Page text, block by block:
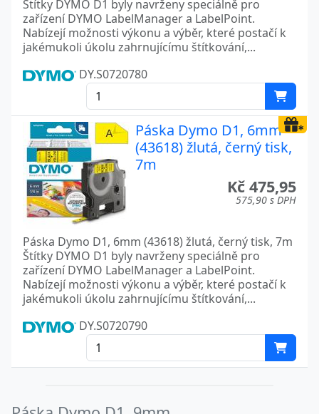
Štítky DYMO D1 byly navrženy speciálně pro
zařízení DYMO LabelManager a LabelPoint.
Nabízejí možnosti výkonu a výběr, které postačí k
jakémukoli úkolu zahrnujícímu štítkování,...
DY.S0720780
Páska Dymo D1, 6mm
(43618) žlutá, černý tisk,
7m
Kč 475,95
575,90 s DPH
Páska Dymo D1, 6mm (43618) žlutá, černý tisk, 7m
Štítky DYMO D1 byly navrženy speciálně pro
zařízení DYMO LabelManager a LabelPoint.
Nabízejí možnosti výkonu a výběr, které postačí k
jakémukoli úkolu zahrnujícímu štítkování,...
DY.S0720790